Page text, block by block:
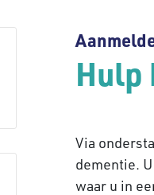
Via
dementie.
waar u in